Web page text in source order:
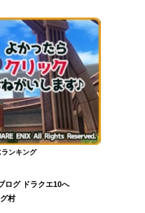
ランキング
村